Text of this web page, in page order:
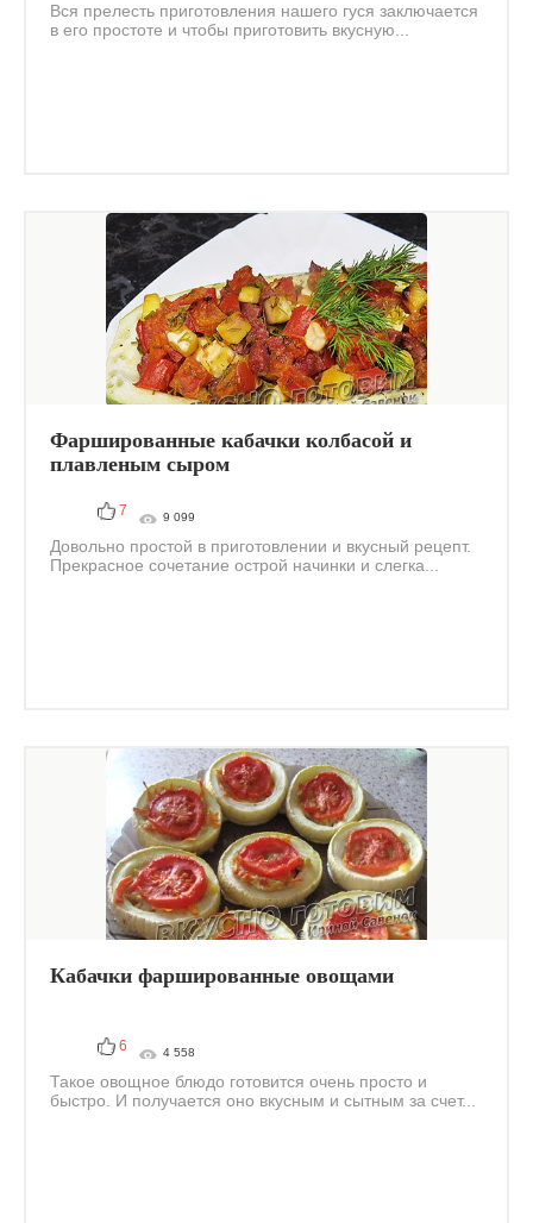
Вся прелесть приготовления нашего гуся заключается
в его простоте и чтобы приготовить вкусную...
Фаршированные кабачки колбасой и
плавленым сыром
7 9 099
Довольно простой в приготовлении и вкусный рецепт.
Прекрасное сочетание острой начинки и слегка...
Кабачки фаршированные овощами
6 4 558
Такое овощное блюдо готовится очень просто и
быстро. И получается оно вкусным и сытным за счет...